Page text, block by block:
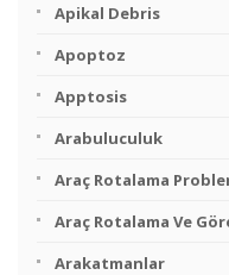
Apikal Debris
Apoptoz
Apptosis
Arabuluculuk
Araç Rotalama
Araç Rotalama Ve
Arakatmanlar